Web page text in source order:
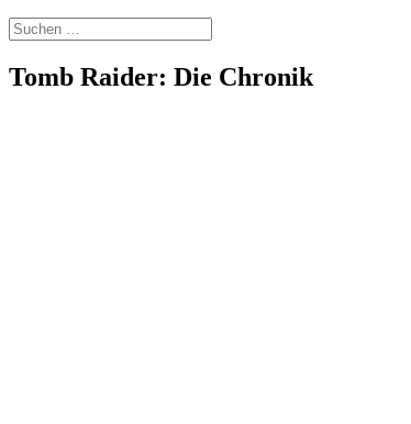
Tomb Raider: Die Chronik